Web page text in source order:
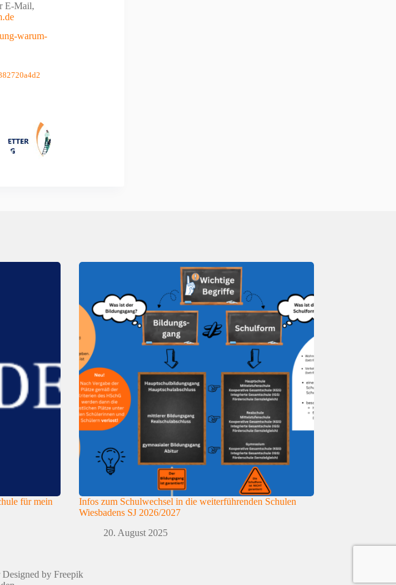
E-Mail,
warum-
für mein
Infos zum Schulwechsel in die weiterführenden Schulen
Wiesbadens SJ 2026/2027
20. August 2025
by Freepik